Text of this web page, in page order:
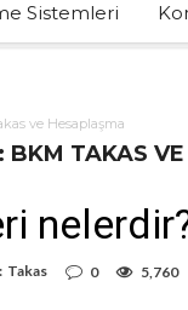
Sistemleri
ve Hesaplaşma
BKM TAKAS
Takas 0 5,760